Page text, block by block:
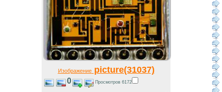
Изображениеpicture(31037)
0 Просмотров 6172